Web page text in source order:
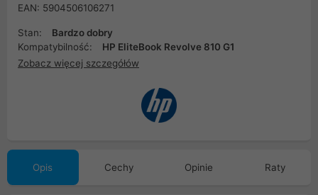
EAN: 5904506106271
Stan:
Bardzo dobry
Kompatybilność:
HP EliteBook Revolve 810 G1
Zobacz więcej szczegółów
Opis Cechy Opinie Raty